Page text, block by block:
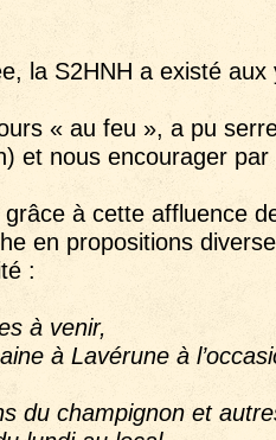
la S2HNH a existé aux
« au feu », a pu
et nous encourager par
à cette affluence
en propositions
:
à venir,
à Lavérune à
du champignon et